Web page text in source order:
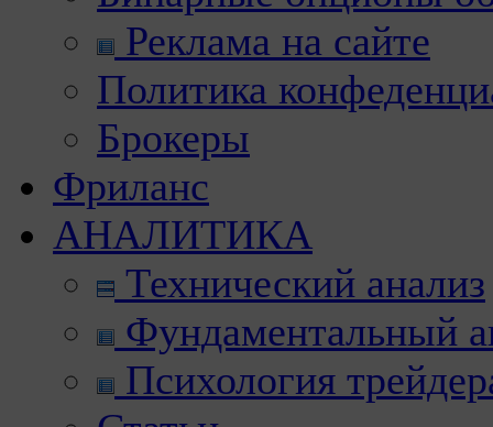
Реклама на сайте
Политика
Брокеры
Фриланс
АНАЛИТИКА
Технический анализ
Фундаментальный
Психология